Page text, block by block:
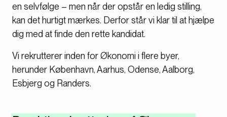
en selvfølge – men når der opstår en ledig stilling,
kan det hurtigt mærkes. Derfor står vi klar til at hjælpe
dig med at finde den rette kandidat.
Vi rekrutterer inden for Økonomi i flere byer,
herunder København, Aarhus, Odense, Aalborg,
Esbjerg og Randers.